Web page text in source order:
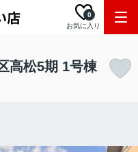
お気に入り
0
高松5期 1号棟